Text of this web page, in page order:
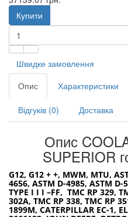
Купити
Швидке замовлення
Опис
Характеристики
Відгуків (0) Доставка
Опис
SUPERIOR
G12, G12 + +, MWM, MTU,
4656, ASTM D-4985, ASTM D-
TYPE I I I –FF, TMC RP 329,
302A, TMC RP 338, TMC RP
1899M, CATERPILLAR EC-1,